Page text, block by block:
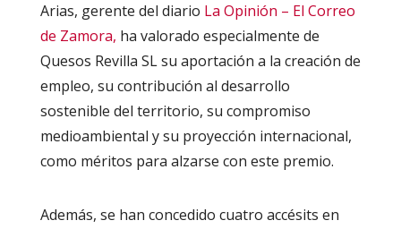
Arias, gerente del diario La Opinión – El Correo
de Zamora, ha valorado especialmente de
Quesos Revilla SL su aportación a la creación de
empleo, su contribución al desarrollo
sostenible del territorio, su compromiso
medioambiental y su proyección internacional,
como méritos para alzarse con este premio.
Además, se han concedido cuatro accésits en